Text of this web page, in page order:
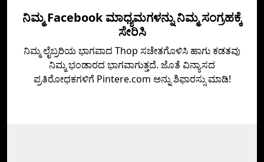
ನಿಮ್ಮ Facebook ಮಾಧ್ಯಮಗಳನ್ನು ನಿಮ್ಮ ಸಂಗ್ರಹಕ್ಕೆ
ಸೇರಿಸಿ
ನಿಮ್ಮ ಲೈಬ್ರರಿಯ ಭಾಗವಾದ Thop ಸಚೇತಗೊಳಿಸಿ ಹಾಗು ಕಡತವು
ನಿಮ್ಮ ಭಂಡಾರದ ಭಾಗವಾಗುತ್ತದೆ. ಜೊತೆ ವಿನ್ಯಾಸದ
ಪ್ರತಿರೋಧಕಗಳಿಗೆ Pintere.com ಅನ್ನು ಶಿಫಾರಸ್ಸು ಮಾಡಿ!